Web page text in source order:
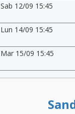
Sab 12/09 15:45
Lun 14/09 15:45
Mar 15/09 15:45